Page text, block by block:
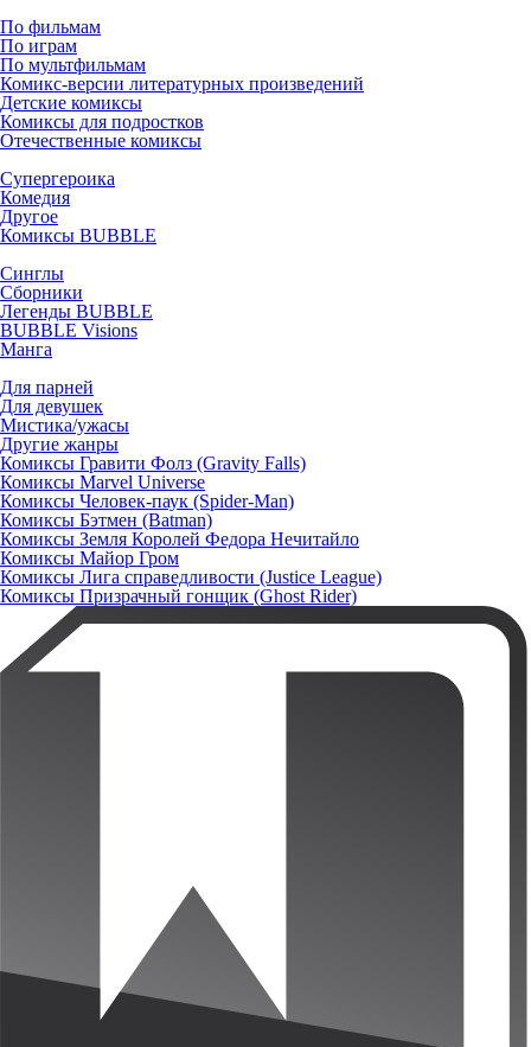
По фильмам
По играм
По мультфильмам
Комикс-версии литературных произведений
Детские комиксы
Комиксы для подростков
Отечественные комиксы
Супергероика
Комедия
Другое
Комиксы BUBBLE
Синглы
Сборники
Легенды BUBBLE
BUBBLE Visions
Манга
Для парней
Для девушек
Мистика/ужасы
Другие жанры
Комиксы Гравити Фолз (Gravity Falls)
Комиксы Marvel Universe
Комиксы Человек-паук (Spider-Man)
Комиксы Бэтмен (Batman)
Комиксы Земля Королей Федора Нечитайло
Комиксы Майор Гром
Комиксы Лига справедливости (Justice League)
Комиксы Призрачный гонщик (Ghost Rider)